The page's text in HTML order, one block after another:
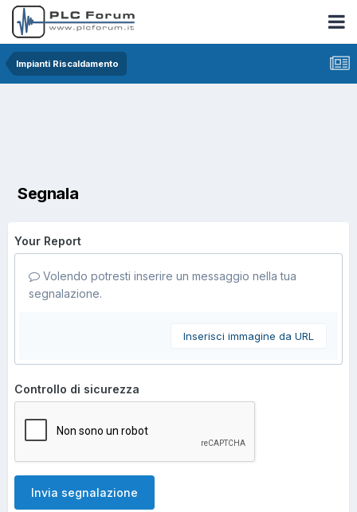
Impianti Riscaldamento
Segnala
Your Report
Volendo potresti inserire un messaggio nella tua
segnalazione.
Inserisci immagine da URL
Controllo di sicurezza
Invia segnalazione